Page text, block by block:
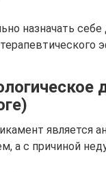
назначать
является
а с причиной